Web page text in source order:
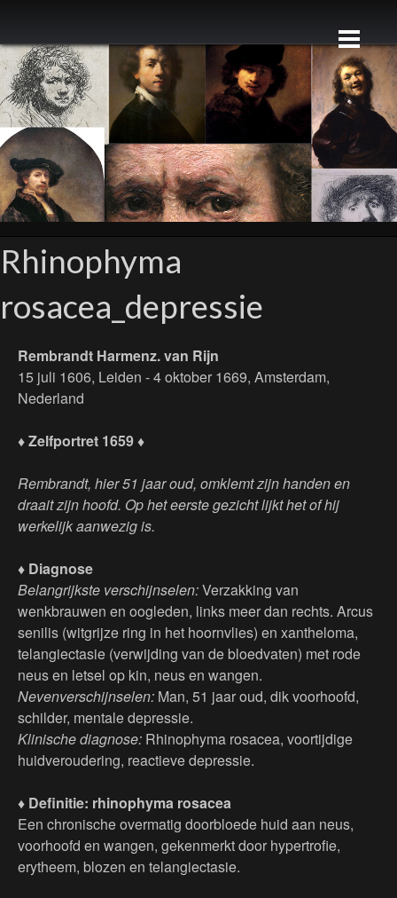
Rhinophyma
rosacea_depressie
Rembrandt Harmenz. van Rijn
15 juli 1606, Leiden - 4 oktober 1669, Amsterdam,
Nederland
♦ Zelfportret 1659 ♦
Rembrandt, hier 51 jaar oud, omklemt zijn handen en
draait zijn hoofd. Op het eerste gezicht lijkt het of hij
werkelijk aanwezig is.
♦ Diagnose
Belangrijkste verschijnselen:Verzakking van
wenkbrauwen en oogleden, links meer dan rechts. Arcus
senilis (witgrijze ring in het hoornvlies) en xantheloma,
telangiectasie (verwijding van de bloedvaten) met rode
neus en letsel op kin, neus en wangen.
Nevenverschijnselen: Man, 51 jaar oud, dik voorhoofd,
schilder, mentale depressie.
Klinische diagnose: Rhinophyma rosacea, voortijdige
huidveroudering, reactieve depressie.
♦ Definitie: rhinophyma rosacea
Een chronische overmatig doorbloede huid aan neus,
voorhoofd en wangen, gekenmerkt door hypertrofie,
erytheem, blozen en telangiectasie.